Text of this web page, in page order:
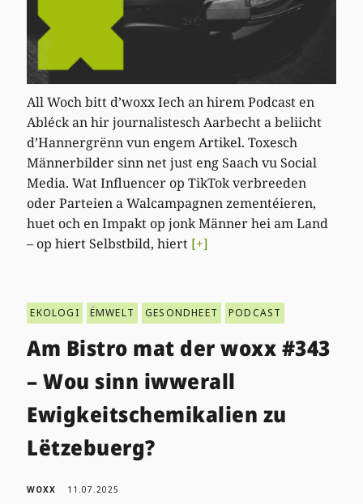
All Woch bitt d’woxx Iech an hirem Podcast en
Abléck an hir journalistesch Aarbecht a beliicht
d’Hannergrënn vun engem Artikel. Toxesch
Männerbilder sinn net just eng Saach vu Social
Media. Wat Influencer op TikTok verbreeden
oder Parteien a Walcampagnen zementéieren,
huet och en Impakt op jonk Männer hei am Land
– op hiert Selbstbild, hiert [+]
EKOLOGI ËMWELT GESONDHEET PODCAST
Am Bistro mat der woxx #343
– Wou sinn iwwerall
Ewigkeitschemikalien zu
Lëtzebuerg?
WOXX 11.07.2025